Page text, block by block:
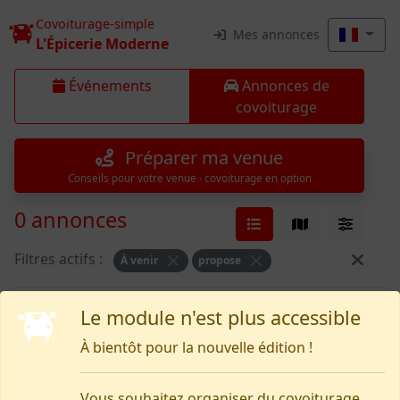
Le module n'est plus accessible
À bientôt pour la nouvelle édition !
Covoiturage-simple
L'Épicerie Moderne Mes annonces
Événements
Annonces de
covoiturage
Préparer ma venue
Conseils pour votre venue · covoiturage en option
0 annonces
Filtres actifs : À venir propose
Rien pour le moment